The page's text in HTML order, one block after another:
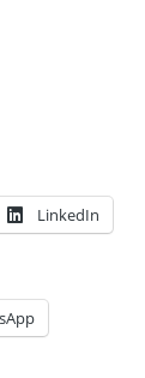
LinkedIn